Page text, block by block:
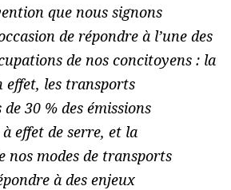
que nous signons
de répondre à l’une des
de nos concitoyens : la
effet, les transports
30 % des émissions
effet de serre, et la
nos modes de transports
à des enjeux